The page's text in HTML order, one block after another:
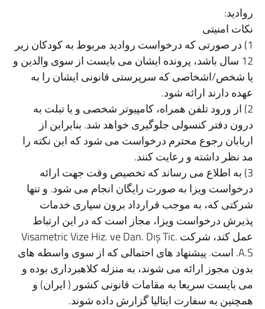
روادید:
نکات امنیتی
1) در صورتی که درخواست روادید مربوط به کودکان زیر
12 سال باشد، پرونده ایشان می بایست از سوی والدین و
یا شخص/اشخاصی که سرپرستی قانونی ایشان را به
عهده دارند ارائه شود.
2) از ورود تلفن همراه، کامپیوتر شخصی و یا تبلت به
درون دفتر کنسولی جلوگیری خواهد شد. بنابراین از
اربابان رجوع محترم درخواست می شود که این نکته را
مد نظر داشته و رعایت کنند.
3) به اطلاع می رساند که تخصیص وقت جهت ارائه
درخواست ویزا به صورت رایگان انجام می شود. و تنها
شرکتی که، به موجب قرارداد برون سپاری خدمات
پذیرش درخواست ویزا، مجاز است که در این ارتباط
عمل کند، شرکت Visametric Vize Hiz. ve Dan. Dış Tic.
A.S. است. پیشنهاد های احتمالی که از سوی واسطه های
بدون مجوز ارائه می شوند، به منزله کلاهبرداری بوده و
می بایست سریعا به مقامات قانونی کشور ( ایران) و
همچنین به سفارت ایتالیا گزارش داده شوند.